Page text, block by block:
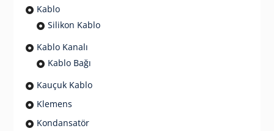
Kablo
Silikon Kablo
Kablo Kanalı
Kablo Bağı
Kauçuk Kablo
Klemens
Kondansatör